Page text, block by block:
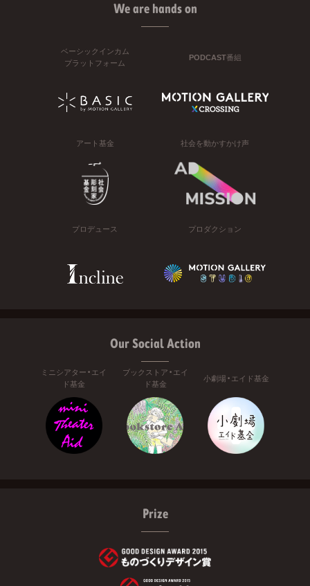
We are hands on
ベーシックインカム
プラットフォーム
PODCAST番組
アート基金 社会を動かすかけ声
プロデュース プロダクション
Our Social Action
ミニシアター・エイ
ド基金
ブックストア・エイ
ド基金
小劇場・エイド基金
Prize